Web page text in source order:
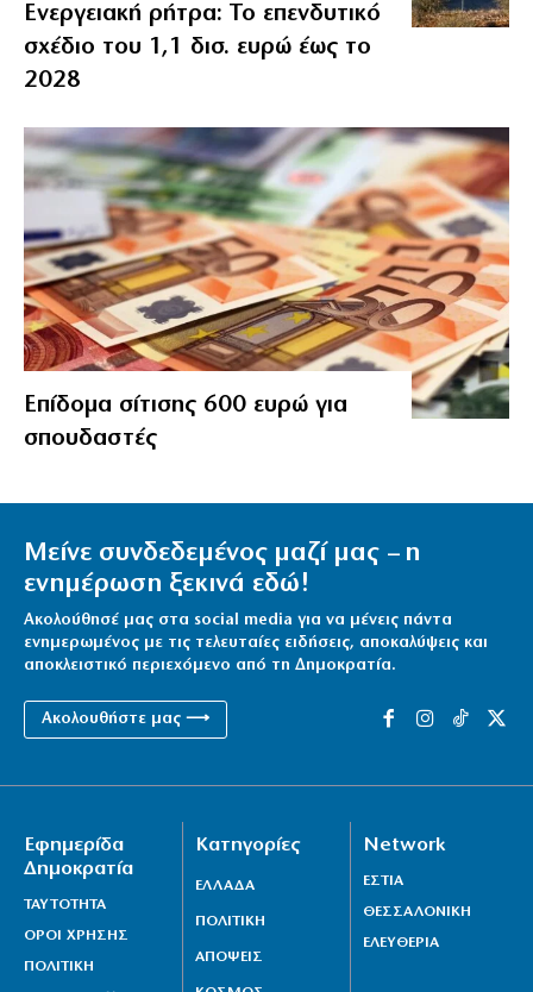
Ενεργειακή ρήτρα: Το επενδυτικό
σχέδιο του 1,1 δισ. ευρώ έως το
2028
Επίδομα σίτισης 600 ευρώ για
σπουδαστές
Μείνε συνδεδεμένος μαζί μας – η
ενημέρωση ξεκινά εδώ!
Ακολούθησέ μας στα social media για να μένεις πάντα
ενημερωμένος με τις τελευταίες ειδήσεις, αποκαλύψεις και
αποκλειστικό περιεχόμενο από τη Δημοκρατία.
Ακολουθήστε μας ⟶
Εφημερίδα
Δημοκρατία
ΤΑΥΤΟΤΗΤΑ
ΟΡΟΙ ΧΡΗΣΗΣ
ΠΟΛΙΤΙΚΗ
Κατηγορίες
ΕΛΛΑΔΑ
ΠΟΛΙΤΙΚΗ
ΑΠΟΨΕΙΣ
Network
ΕΣΤΙΑ
ΘΕΣΣΑΛΟΝΙΚΗ
ΕΛΕΥΘΕΡΙΑ